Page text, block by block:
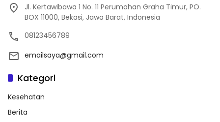
Jl. Kertawibawa 1 No. 11 Perumahan Graha Timur, PO.
BOX 11000, Bekasi, Jawa Barat, Indonesia
08123456789
emailsaya@gmail.com
Kategori
Kesehatan
Berita